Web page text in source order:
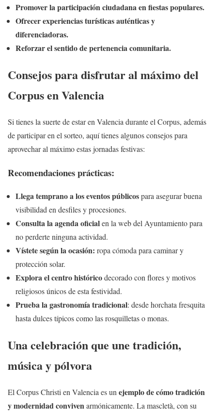
Promover la participación ciudadana en fiestas populares.
Ofrecer experiencias turísticas auténticas y
diferenciadoras.
Reforzar el sentido de pertenencia comunitaria.
Consejos para disfrutar al máximo del
Corpus en Valencia
Si tienes la suerte de estar en Valencia durante el Corpus, además
de participar en el sorteo, aquí tienes algunos consejos para
aprovechar al máximo estas jornadas festivas:
Recomendaciones prácticas:
Llega temprano a los eventos públicospara asegurar buena
visibilidad en desfiles y procesiones.
Consulta la agenda oficialen la web del Ayuntamiento para
no perderte ninguna actividad.
Vístete según la ocasión: ropa cómoda para caminar y
protección solar.
Explora el centro históricodecorado con flores y motivos
religiosos únicos de esta festividad.
Prueba la gastronomía tradicional: desde horchata fresquita
hasta dulces típicos como las rosquilletas o monas.
Una celebración que une tradición,
música y pólvora
El Corpus Christi en Valencia es un ejemplo de cómo tradición
y modernidad convivenarmónicamente. La mascletà, con su